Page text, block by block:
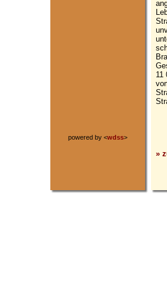
powered by <wdss>
11
»